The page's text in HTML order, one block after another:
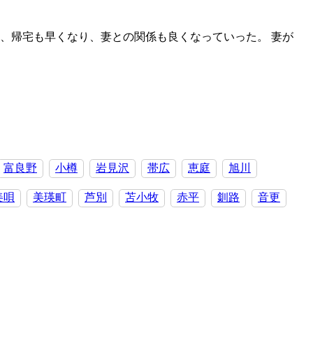
帰宅も早くなり、妻との関係も良くなっていった。 妻が
富良野 小樽 岩見沢 帯広 恵庭 旭川
唄 美瑛町 芦別 苫小牧 赤平 釧路 音更